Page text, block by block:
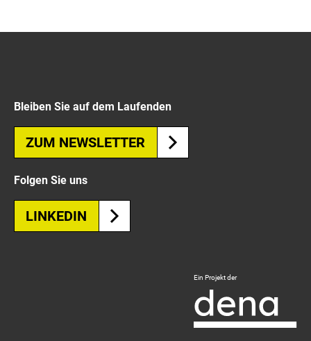
Bleiben Sie auf dem Laufenden
ZUM NEWSLETTER
Folgen Sie uns
LINKEDIN
Logo
Deutsche
Energie-
Agentur
Ein Projekt der